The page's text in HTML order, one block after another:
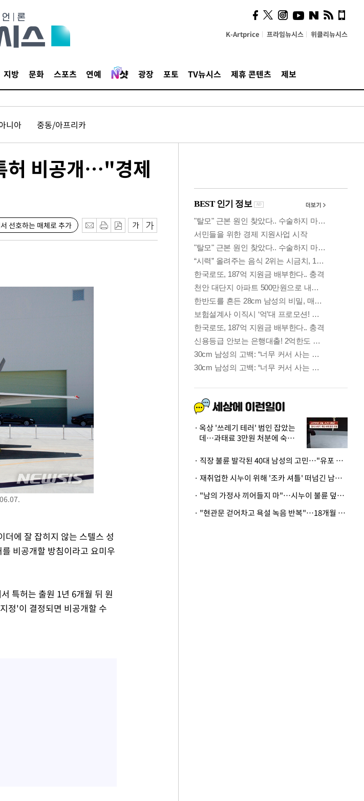
K-Artprice 프라임뉴시스 위클리뉴시스
지방 문화 스포츠 연예 광장 포토 TV뉴시스 제휴 콘텐츠 제보
니아 중동/아프리카
허 비공개…"경제
선호하는 매체로 추가
에 잘 잡히지 않는 스텔스 성
비공개할 방침이라고 요미우
특허는 출원 1년 6개월 뒤 원
정'이 결정되면 비공개할 수
시, 스마트폰 액세서리에
NFC 더했다
옥상 '쓰레기 테러' 범인 잡았는
데…과태료 3만원 처분에 숙박업
· 직장 불륜 발각된 40대 남성의 고민…"유포 동료 명예훼손·협박죄 고소 가능할까"
· 재취업한 시누이 위해 '조카 셔틀' 떠넘긴 남편…아내 "난 못한다"
· "남의 가정사 끼어들지 마"…시누이 불륜 덮으려는 남편에 억울한 아내
· "현관문 걷어차고 욕설 녹음 반복"…18개월 아기 키우는 집 뒤흔든 '앞집의 비극'